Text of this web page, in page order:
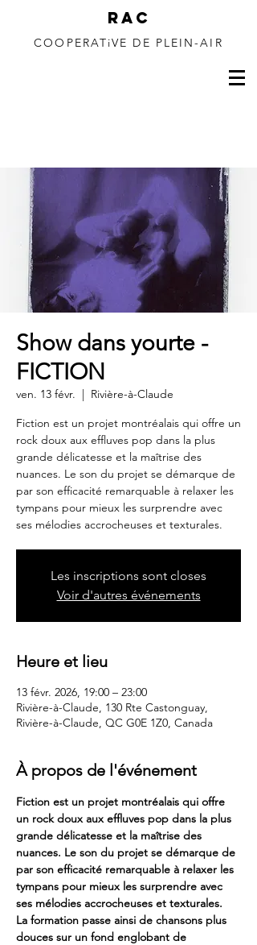
RAC
COOPERATiVE DE PLEIN-AIR
Show dans yourte -
FICTION
ven. 13 févr.
  |
Rivière-à-Claude
Fiction est un projet montréalais qui offre un
rock doux aux effluves pop dans la plus
grande délicatesse et la maîtrise des
nuances. Le son du projet se démarque de
par son efficacité remarquable à relaxer les
tympans pour mieux les surprendre avec
ses mélodies accrocheuses et texturales.
Les inscriptions sont closes
Voir d'autres événements
Heure et lieu
13 févr. 2026, 19:00 – 23:00
Rivière-à-Claude, 130 Rte Castonguay,
Rivière-à-Claude, QC G0E 1Z0, Canada
À propos de l'événement
Fiction est un projet montréalais qui offre
un rock doux aux effluves pop dans la plus
grande délicatesse et la maîtrise des
nuances. Le son du projet se démarque de
par son efficacité remarquable à relaxer les
tympans pour mieux les surprendre avec
ses mélodies accrocheuses et texturales.
La formation passe ainsi de chansons plus
douces sur un fond englobant de